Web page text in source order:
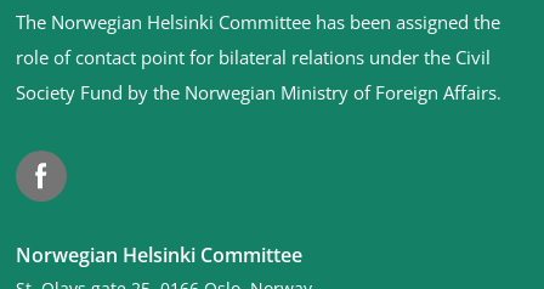
Site
footer
The Norwegian Helsinki Committee has been assigned the
role of contact point for bilateral relations under the Civil
Society Fund by the Norwegian Ministry of Foreign Affairs.
Facebook
Norwegian Helsinki Committee